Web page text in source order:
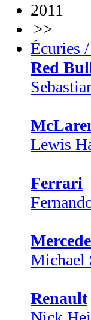
2011
>>
Écuries
Red
Lewis
Ferrari
Michael
Renault